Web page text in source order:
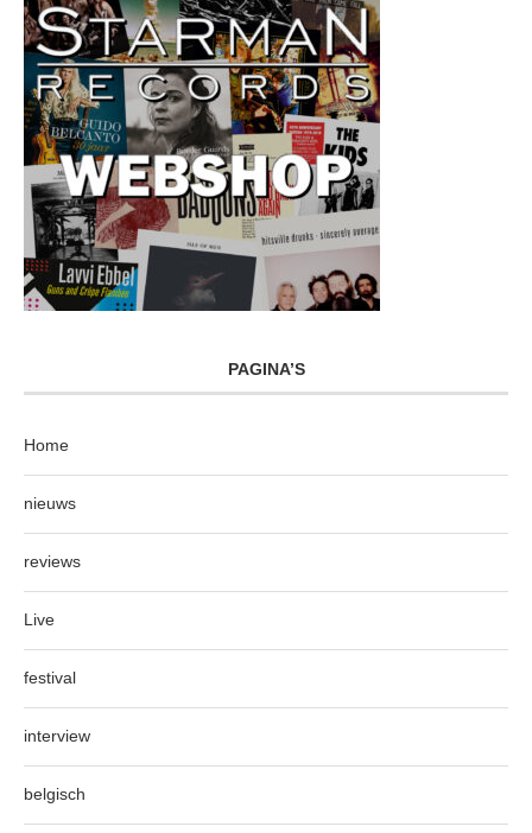
PAGINA’S
Home
nieuws
reviews
Live
festival
interview
belgisch